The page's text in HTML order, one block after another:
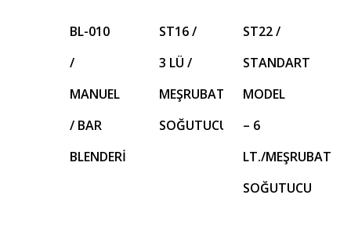
BL-010
/
MANUEL
/ BAR
BLENDERİ
ST16 /
3 LÜ /
MEŞRUBAT
SOĞUTUCU
ST22 /
STANDART
MODEL
– 6
LT./MEŞRUBAT
SOĞUTUCU